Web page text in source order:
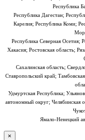
Республика
Республика Дагестан;
Карелия; Республика Коми;
Республика Северная Осетия;
Хакасия; Ростовская область;
Сахалинская область;
Ставропольский край;
Удмуртская Республика;
автономный округ; Челябинская
Ямало-Ненецкий
×